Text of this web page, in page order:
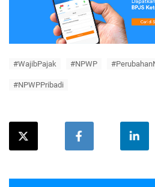
#WajibPajak #NPWP
#NPWPPribadi